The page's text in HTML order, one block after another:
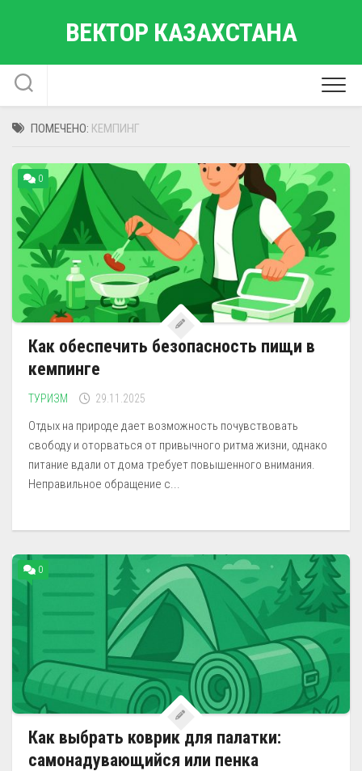
ВЕКТОР КАЗАХСТАНА
ПОМЕЧЕНО: КЕМПИНГ
0
Как обеспечить безопасность пищи в
кемпинге
ТУРИЗМ 29.11.2025
Отдых на природе дает возможность почувствовать
свободу и оторваться от привычного ритма жизни, однако
питание вдали от дома требует повышенного внимания.
Неправильное обращение с...
0
Как выбрать коврик для палатки:
самонадувающийся или пенка